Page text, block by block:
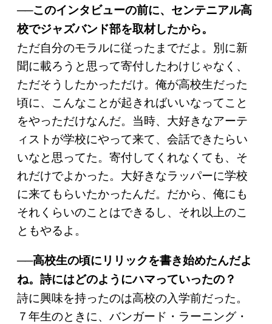
──このインタビューの前に、センテニアル高
校でジャズバンド部を取材したから。
ただ自分のモラルに従ったまでだよ。別に新
聞に載ろうと思って寄付したわけじゃなく、
ただそうしたかっただけ。俺が高校生だった
頃に、こんなことが起きればいいなってこと
をやっただけなんだ。当時、大好きなアーテ
ィストが学校にやって来て、会話できたらい
いなと思ってた。寄付してくれなくても、そ
れだけでよかった。大好きなラッパーに学校
に来てもらいたかったんだ。だから、俺にも
それくらいのことはできるし、それ以上のこ
ともやるよ。
──高校生の頃にリリックを書き始めたんだよ
ね。詩にはどのようにハマっていったの？
詩に興味を持ったのは高校の入学前だった。
７年生のときに、バンガード・ラーニング・